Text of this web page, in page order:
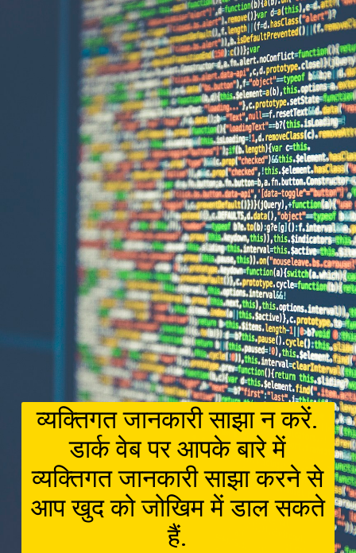
व्यक्तिगत जानकारी साझा न करें.
डार्क वेब पर आपके बारे में
व्यक्तिगत जानकारी साझा करने से
आप खुद को जोखिम में डाल सकते
हैं.